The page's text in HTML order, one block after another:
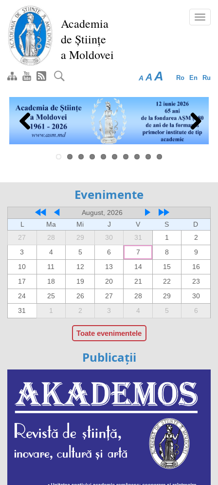
Перейти
основному
содержанию
Academia
de Științe
a Moldovei
Ro En Ru
A A A
Previous Next
Evenimente
August, 2026
L
Ma Mi J V S
D
27
28 29 30 31 1
2
3
4 5 6 7 8
9
10
11 12 13 14 15
16
17
18 19 20 21 22
23
24
25 26 27 28 29
30
31
1 2 3 4 5 6
Toate evenimentele
Publicații